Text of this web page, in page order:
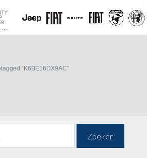
“K6BE16DX9AC”
Zoeken